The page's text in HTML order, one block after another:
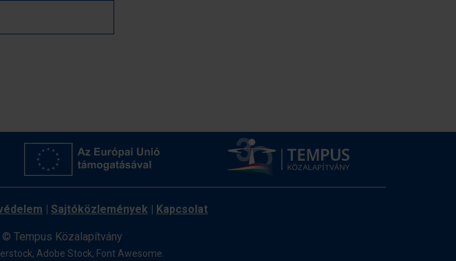
| Sajtóközlemények | Kapcsolat
Tempus Közalapítvány
Adobe Stock, Font Awesome.